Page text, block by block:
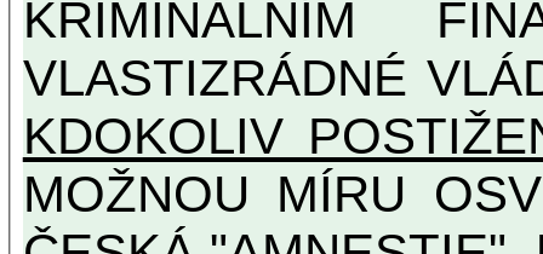
KRIMINÁLNÍM
VLASTIZRÁDNÉ
KDOKOLIV
MOŽNOU MÍRU OSVĚDČENÁ VLASTIZRÁDNÁ